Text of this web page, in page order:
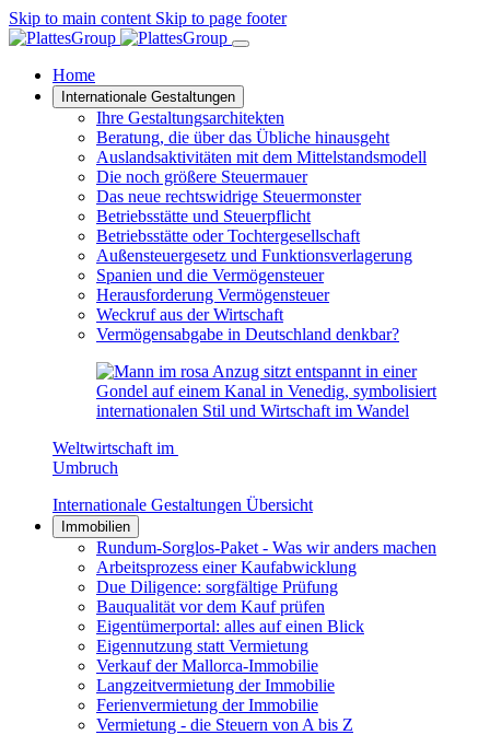
Skip to main content Skip to page footer
Home
Internationale Gestaltungen
Ihre Gestaltungsarchitekten
Beratung, die über das Übliche hinausgeht
Auslandsaktivitäten mit dem Mittelstandsmodell
Die noch größere Steuermauer
Das neue rechtswidrige Steuermonster
Betriebsstätte und Steuerpflicht
Betriebsstätte oder Tochtergesellschaft
Außensteuergesetz und Funktionsverlagerung
Spanien und die Vermögensteuer
Herausforderung Vermögensteuer
Weckruf aus der Wirtschaft
Vermögensabgabe in Deutschland denkbar?
Weltwirtschaft im
Umbruch
Internationale Gestaltungen Übersicht
Immobilien
Rundum-Sorglos-Paket - Was wir anders machen
Arbeitsprozess einer Kaufabwicklung
Due Diligence: sorgfältige Prüfung
Bauqualität vor dem Kauf prüfen
Eigentümerportal: alles auf einen Blick
Eigennutzung statt Vermietung
Verkauf der Mallorca-Immobilie
Langzeitvermietung der Immobilie
Ferienvermietung der Immobilie
Vermietung - die Steuern von A bis Z